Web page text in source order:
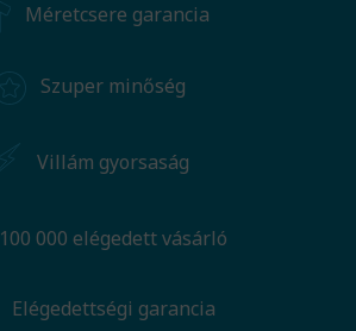
Méretcsere garancia
Szuper minőség
Villám gyorsaság
100 000 elégedett vásárló
Elégedettségi garancia